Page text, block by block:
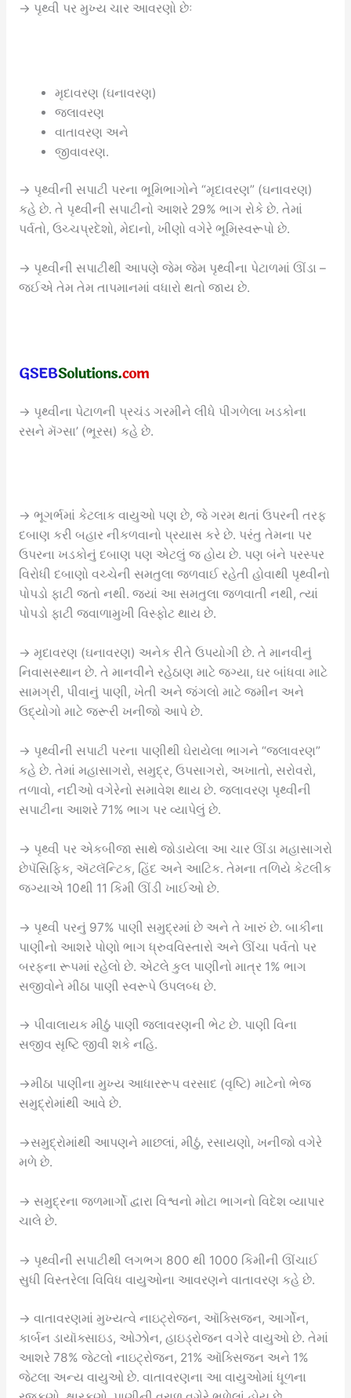
→ પૃથ્વી પર મુખ્ય ચાર આવરણો છેઃ
મૃદાવરણ (ઘનાવરણ)
જલાવરણ
વાતાવરણ અને
જીવાવરણ.
→ પૃથ્વીની સપાટી પરના ભૂમિભાગોને “મૃદાવરણ” (ઘનાવરણ)
કહે છે. તે પૃથ્વીની સપાટીનો આશરે 29% ભાગ રોકે છે. તેમાં
પર્વતો, ઉચ્ચપ્રદેશો, મેદાનો, ખીણો વગેરે ભૂમિસ્વરૂપો છે.
→ પૃથ્વીની સપાટીથી આપણે જેમ જેમ પૃથ્વીના પેટાળમાં ઊંડા –
જઈએ તેમ તેમ તાપમાનમાં વધારો થતો જાય છે.
→ પૃથ્વીના પેટાળની પ્રચંડ ગરમીને લીધે પીગળેલા ખડકોના
રસને મૅગ્સા’ (ભૂરસ) કહે છે.
→ ભૂગર્ભમાં કેટલાક વાયુઓ પણ છે, જે ગરમ થતાં ઉપરની તરફ
દબાણ કરી બહાર નીકળવાનો પ્રયાસ કરે છે. પરંતુ તેમના પર
ઉપરના ખડકોનું દબાણ પણ એટલું જ હોય છે. પણ બંને પરસ્પર
વિરોધી દબાણો વચ્ચેની સમતુલા જળવાઈ રહેતી હોવાથી પૃથ્વીનો
પોપડો ફાટી જતો નથી. જ્યાં આ સમતુલા જળવાતી નથી, ત્યાં
પોપડો ફાટી જ્વાળામુખી વિસ્ફોટ થાય છે.
→ મૃદાવરણ (ઘનાવરણ) અનેક રીતે ઉપયોગી છે. તે માનવીનું
નિવાસસ્થાન છે. તે માનવીને રહેઠાણ માટે જગ્યા, ઘર બાંધવા માટે
સામગ્રી, પીવાનું પાણી, ખેતી અને જંગલો માટે જમીન અને
ઉદ્યોગો માટે જરૂરી ખનીજો આપે છે.
→ પૃથ્વીની સપાટી પરના પાણીથી ઘેરાયેલા ભાગને “જલાવરણ”
કહે છે. તેમાં મહાસાગરો, સમુદ્ર, ઉપસાગરો, અખાતો, સરોવરો,
તળાવો, નદીઓ વગેરેનો સમાવેશ થાય છે. જલાવરણ પૃથ્વીની
સપાટીના આશરે 71% ભાગ પર વ્યાપેલું છે.
→ પૃથ્વી પર એકબીજા સાથે જોડાયેલા આ ચાર ઊંડા મહાસાગરો
છેપૅસિફિક, ઍટલૅન્ટિક, હિંદ અને આટિક. તેમના તળિયે કેટલીક
જગ્યાએ 10થી 11 કિમી ઊંડી ખાઈઓ છે.
→ પૃથ્વી પરનું 97% પાણી સમુદ્રમાં છે અને તે ખારું છે. બાકીના
પાણીનો આશરે પોણો ભાગ ધ્રુવવિસ્તારો અને ઊંચા પર્વતો પર
બરફના રૂપમાં રહેલો છે. એટલે કુલ પાણીનો માત્ર 1% ભાગ
સજીવોને મીઠા પાણી સ્વરૂપે ઉપલબ્ધ છે.
→ પીવાલાયક મીઠું પાણી જલાવરણની ભેટ છે. પાણી વિના
સજીવ સૃષ્ટિ જીવી શકે નહિ.
→મીઠા પાણીના મુખ્ય આધારરૂપ વરસાદ (વૃષ્ટિ) માટેનો ભેજ
સમુદ્રોમાંથી આવે છે.
→સમુદ્રોમાંથી આપણને માછલાં, મીઠું, રસાયણો, ખનીજો વગેરે
મળે છે.
→ સમુદ્રના જળમાર્ગો દ્વારા વિશ્વનો મોટા ભાગનો વિદેશ વ્યાપાર
ચાલે છે.
→ પૃથ્વીની સપાટીથી લગભગ 800 થી 1000 કિમીની ઊંચાઈ
સુધી વિસ્તરેલા વિવિધ વાયુઓના આવરણને વાતાવરણ કહે છે.
→ વાતાવરણમાં મુખ્યત્વે નાઇટ્રોજન, ઑક્સિજન, આર્ગોન,
કાર્બન ડાયૉક્સાઇડ, ઓઝોન, હાઇડ્રોજન વગેરે વાયુઓ છે. તેમાં
આશરે 78% જેટલો નાઇટ્રોજન, 21% ઑક્સિજન અને 1%
જેટલા અન્ય વાયુઓ છે. વાતાવરણના આ વાયુઓમાં ધૂળના